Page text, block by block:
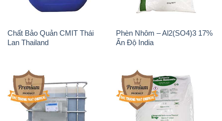
Chất Bảo Quản CMIT Thái
Lan Thailand
Phèn Nhôm – Al2(SO4)3 17%
Ấn Độ India